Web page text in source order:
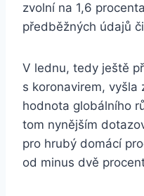
zvolní na 1,6
předběžných údajů
V lednu, tedy ještě
s koronavirem,
hodnota globálního
tom nynějším
pro hrubý domácí
od minus dvě